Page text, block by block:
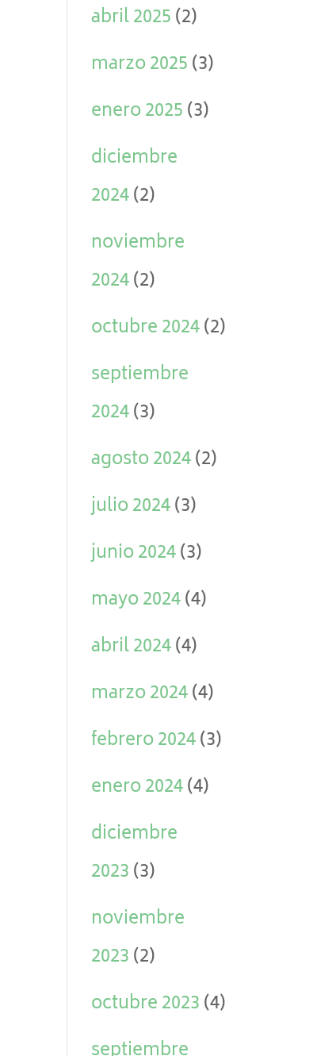
abril 2025(2)
marzo 2025(3)
enero 2025(3)
diciembre
2024(2)
noviembre
2024(2)
octubre 2024(2)
septiembre
2024(3)
agosto 2024(2)
julio 2024(3)
junio 2024(3)
mayo 2024(4)
abril 2024(4)
marzo 2024(4)
febrero 2024(3)
enero 2024(4)
diciembre
2023(3)
noviembre
2023(2)
octubre 2023(4)